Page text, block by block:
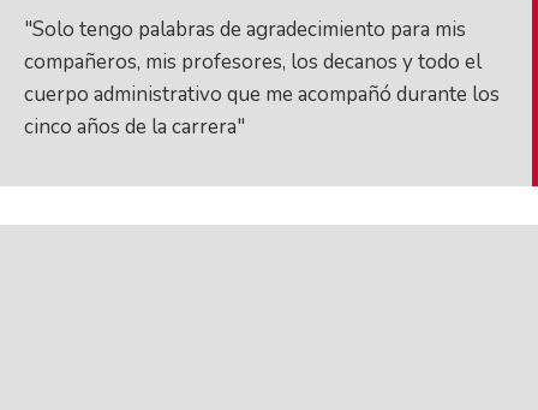
"Solo tengo palabras de agradecimiento para mis
compañeros, mis profesores, los decanos y todo el
cuerpo administrativo que me acompañó durante los
cinco años de la carrera"